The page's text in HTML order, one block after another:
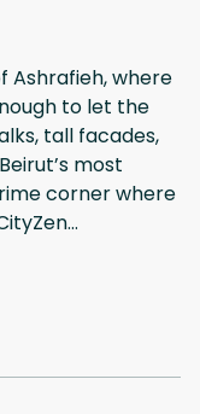
Ashrafieh, where
to let the
tall facades,
most
corner where
...